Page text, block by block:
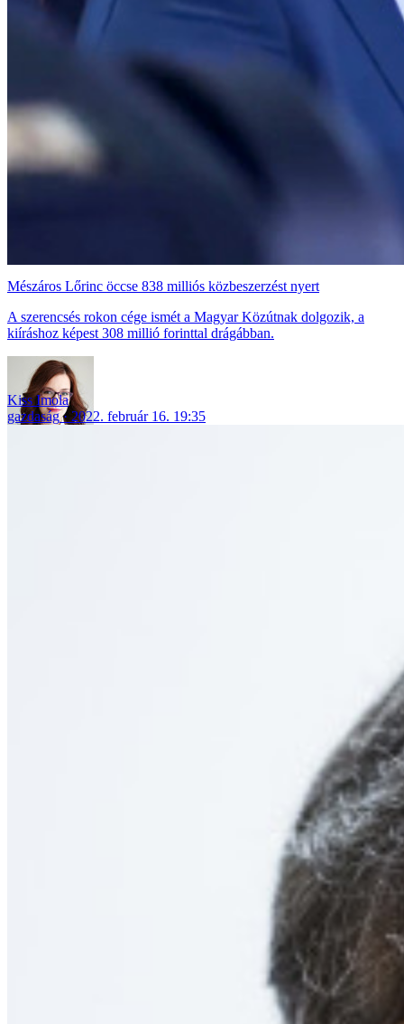
Mészáros Lőrinc öccse 838 milliós közbeszerzést nyert
A szerencsés rokon cége ismét a Magyar Közútnak dolgozik, a
kiíráshoz képest 308 millió forinttal drágábban.
Kiss Imola
gazdaság
2022. február 16. 19:35